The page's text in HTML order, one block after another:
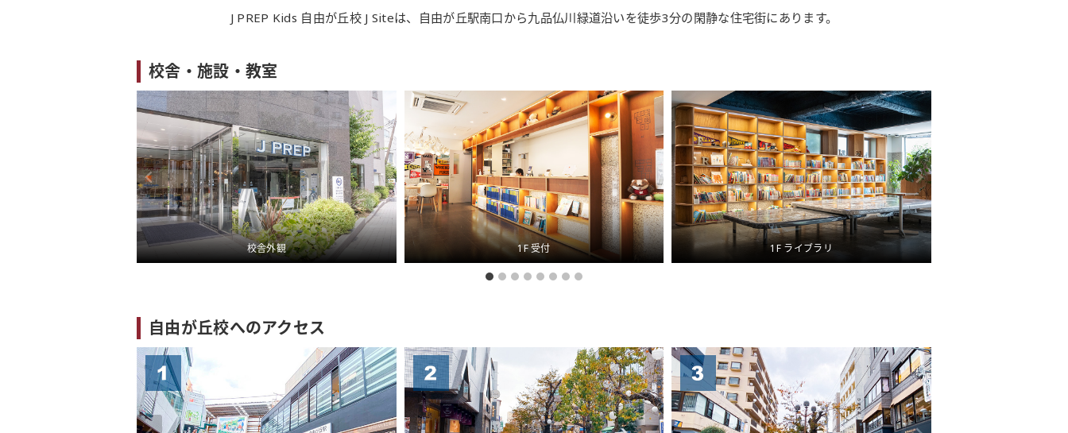
J PREP Kids 自由が丘校 J Siteは、自由が丘駅南口から九品仏川緑道沿いを徒歩3分の閑静な住宅街にあります。
校舎・施設・教室
校舎外観 1F 受付 1F ライブラリ
自由が丘校へのアクセス